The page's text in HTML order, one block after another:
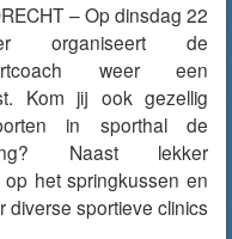
– Op dinsdag 22
organiseert de
weer een
Kom jij ook gezellig
in sporthal de
Naast lekker
het springkussen en
sportieve clinics